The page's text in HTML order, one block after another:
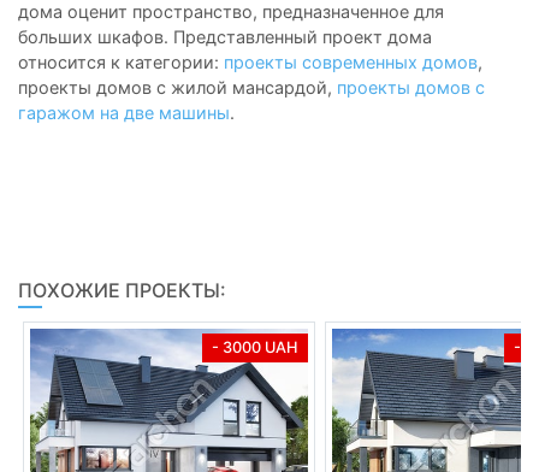
дома оценит пространство, предназначенное для
больших шкафов. Представленный проект дома
относится к категории: проекты современных домов,
проекты домов с жилой мансардой, проекты домов с
гаражом на две машины.
ПОХОЖИЕ ПРОЕКТЫ:
- 3000 UAH -